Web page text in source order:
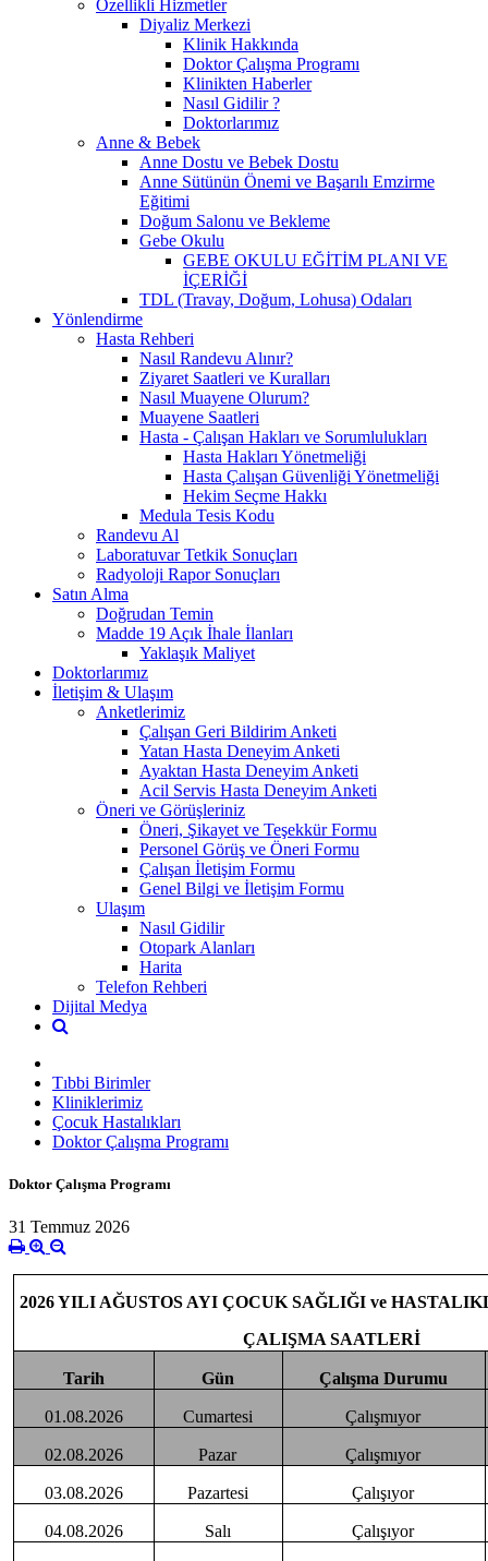
Özellikli Hizmetler
Diyaliz Merkezi
Klinik Hakkında
Doktor Çalışma Programı
Klinikten Haberler
Nasıl Gidilir ?
Doktorlarımız
Anne & Bebek
Anne Dostu ve Bebek Dostu
Anne Sütünün Önemi ve Başarılı Emzirme
Eğitimi
Doğum Salonu ve Bekleme
Gebe Okulu
GEBE OKULU EĞİTİM PLANI VE
İÇERİĞİ
TDL (Travay, Doğum, Lohusa) Odaları
Yönlendirme
Hasta Rehberi
Nasıl Randevu Alınır?
Ziyaret Saatleri ve Kuralları
Nasıl Muayene Olurum?
Muayene Saatleri
Hasta - Çalışan Hakları ve Sorumlulukları
Hasta Hakları Yönetmeliği
Hasta Çalışan Güvenliği Yönetmeliği
Hekim Seçme Hakkı
Medula Tesis Kodu
Randevu Al
Laboratuvar Tetkik Sonuçları
Radyoloji Rapor Sonuçları
Satın Alma
Doğrudan Temin
Madde 19 Açık İhale İlanları
Yaklaşık Maliyet
Doktorlarımız
İletişim & Ulaşım
Anketlerimiz
Çalışan Geri Bildirim Anketi
Yatan Hasta Deneyim Anketi
Ayaktan Hasta Deneyim Anketi
Acil Servis Hasta Deneyim Anketi
Öneri ve Görüşleriniz
Öneri, Şikayet ve Teşekkür Formu
Personel Görüş ve Öneri Formu
Çalışan İletişim Formu
Genel Bilgi ve İletişim Formu
Ulaşım
Nasıl Gidilir
Otopark Alanları
Harita
Telefon Rehberi
Dijital Medya
Tıbbi Birimler
Kliniklerimiz
Çocuk Hastalıkları
Doktor Çalışma Programı
Doktor Çalışma Programı
31 Temmuz 2026
2026 YILI AĞUSTOS AYI ÇOCUK SAĞLIĞI ve
ÇALIŞMA SAATLERİ
Tarih Gün Çalışma Durumu
01.08.2026 Cumartesi Çalışmıyor
02.08.2026 Pazar Çalışmıyor
03.08.2026 Pazartesi Çalışıyor
04.08.2026 Salı Çalışıyor